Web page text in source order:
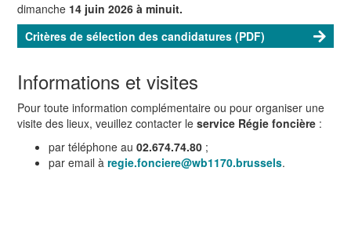
dimanche 14 juin 2026 à minuit.
Critères de sélection des candidatures (PDF)
Informations et visites
Pour toute information complémentaire ou pour organiser une
visite des lieux, veuillez contacter leservice Régie foncière :
par téléphone au02.674.74.80 ;
par email àregie.fonciere@wb1170.brussels.